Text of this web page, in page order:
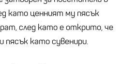
като ценният му пясък
след като е открито, че
като сувенири.